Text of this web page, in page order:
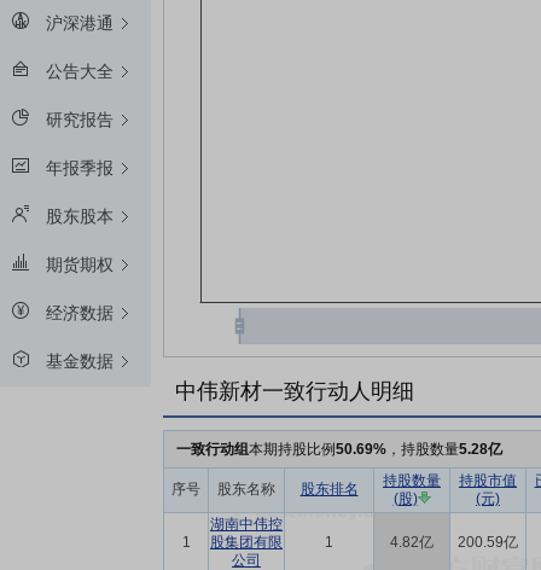
沪深港通
公告大全
研究报告
年报季报
股东股本
期货期权
经济数据
基金数据
中伟新材一致行动人明细
一致行动组本期持股比例50.69% ，持股数量5.28亿
序号 股东名称 股东排名
持股数量
(股)
持股市值
(元)
1
湖南中伟控
股集团有限
公司
1 4.82亿 200.59亿